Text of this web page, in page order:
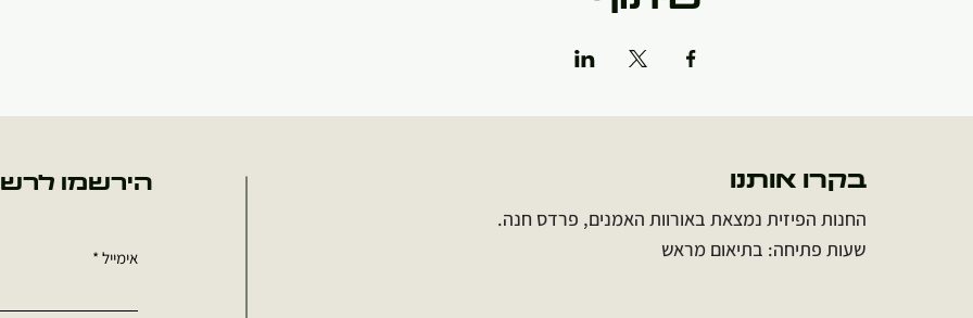
הירשמו
אימייל
בקרו אותנו
החנות הפיזית נמצאת באורוות האמנים, פרדס חנה.
שעות פתיחה: בתיאום מראש